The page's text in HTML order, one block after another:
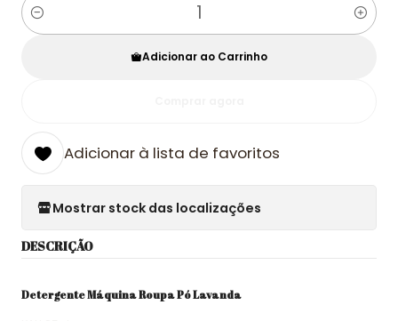
Quantidade
Adicionar ao Carrinho
Adicionar à lista de favoritos
Mostrar stock das localizações
DESCRIÇÃO
Detergente Máquina Roupa Pó Lavanda